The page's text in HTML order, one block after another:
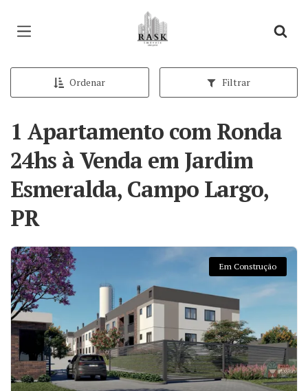
Página inicial
Ordenar Filtrar
1 Apartamento com Ronda
24hs à Venda em Jardim
Esmeralda, Campo Largo,
PR
Em Construção